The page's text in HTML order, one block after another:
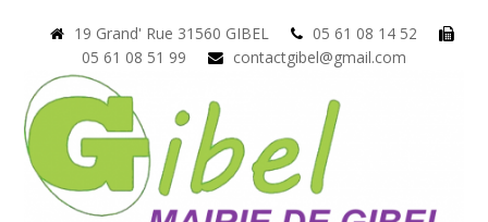
19 Grand' Rue 31560 GIBEL
05 61 08 14 52
05 61 08 51 99
contactgibel@gmail.com